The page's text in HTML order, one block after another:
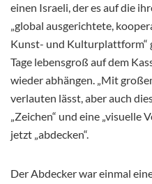
einen Israeli, der es auf die
„global ausgerichtete,
Kunst- und Kulturplattform“
Tage lebensgroß auf dem
wieder abhängen. „Mit
verlauten lässt, aber auch
„Zeichen“ und eine „visuelle
jetzt „abdecken“.
Der Abdecker war einmal